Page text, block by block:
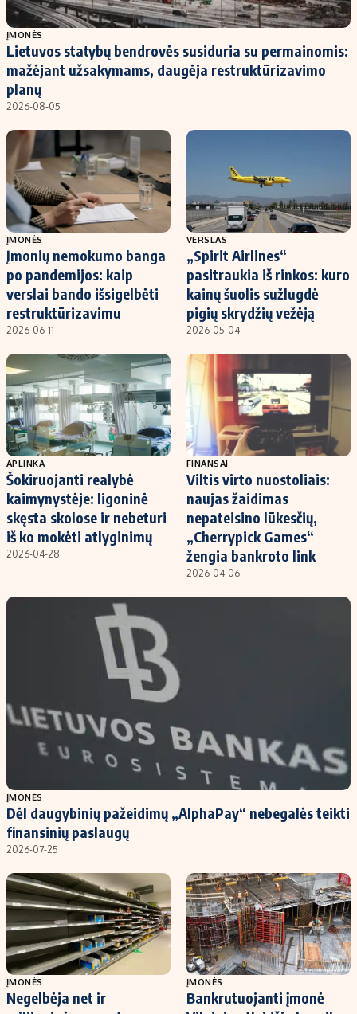
Populiarios temos
Investavimas
Akcijų rinka
Saulės elektrinės
Kriptovaliutos
Infliacija
Migracija
Titulinis
Nedarbo išmokos skaičiuoklė
Būsto finansai
Redakcija
Apie mus
Redakcijos politika
Privatumo politika
Turinio žymėjimo taisyklės
Kontaktai
Regionų naujienos
Indėlių palūkanos
ĮMONĖS
Lietuvos statybų bendrovės susiduria su permainomis:
mažėjant užsakymams, daugėja restruktūrizavimo
planų
2026-08-05
ĮMONĖS
Įmonių nemokumo banga
po pandemijos: kaip
verslai bando išsigelbėti
restruktūrizavimu
2026-06-11
VERSLAS
„Spirit Airlines“
pasitraukia iš rinkos: kuro
kainų šuolis sužlugdė
pigių skrydžių vežėją
2026-05-04
APLINKA
Šokiruojanti realybė
kaimynystėje: ligoninė
skęsta skolose ir nebeturi
iš ko mokėti atlyginimų
2026-04-28
FINANSAI
Viltis virto nuostoliais:
naujas žaidimas
nepateisino lūkesčių,
„Cherrypick Games“
žengia bankroto link
2026-04-06
ĮMONĖS
Dėl daugybinių pažeidimų „AlphaPay“ nebegalės teikti
finansinių paslaugų
2026-07-25
ĮMONĖS
Negelbėja net ir
ĮMONĖS
Bankrutuojanti įmonė